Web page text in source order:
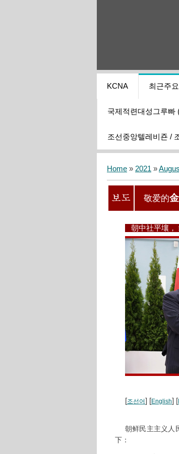
KCNA 최근주
국제적련대성그루빠
조선중앙텔레비죤 /
Home » 2021 »
敬爱的
朝中社平壤，
[조선어] [English] [
朝鲜民主主义人
下：